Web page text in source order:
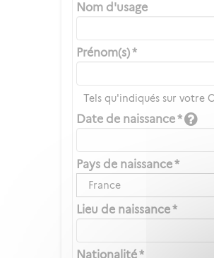
Nom d'usage
Prénom(s) *
Tels qu'indiqués sur votre
Date de naissance *
Pays de naissance *
France
Lieu de naissance *
Nationalité *